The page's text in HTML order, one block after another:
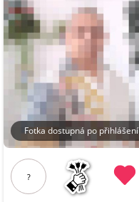
Fotka dostupná po přihlášení
?